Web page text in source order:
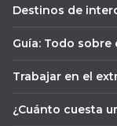
Destinos de
Guía: Todo
Trabajar en el
¿Cuánto cuesta